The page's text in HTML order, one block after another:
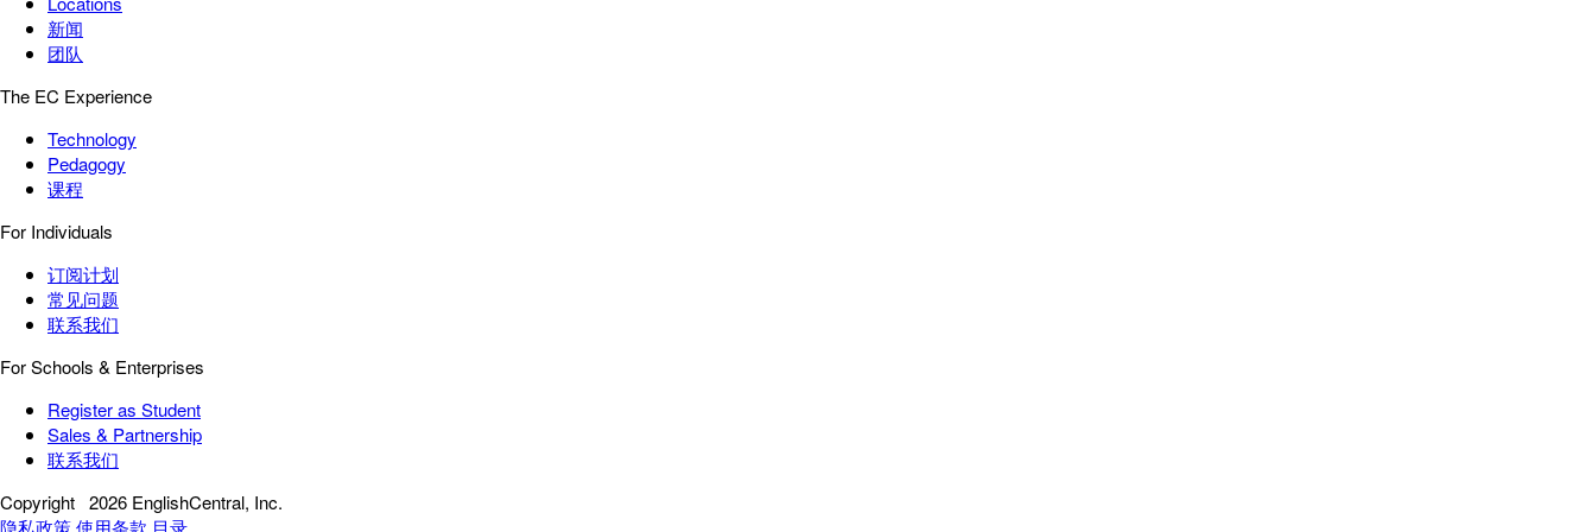
新闻
团队
The EC Experience
Technology
Pedagogy
课程
For Individuals
订阅计划
常见问题
联系我们
For Schools & Enterprises
Register as Student
Sales & Partnership
联系我们
Copyright 2026 EnglishCentral, Inc.